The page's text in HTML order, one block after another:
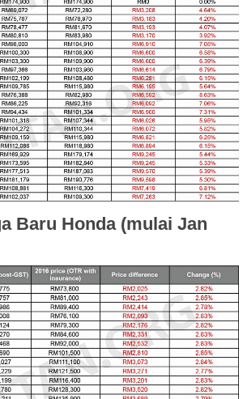
Baru Honda (mulai Jan